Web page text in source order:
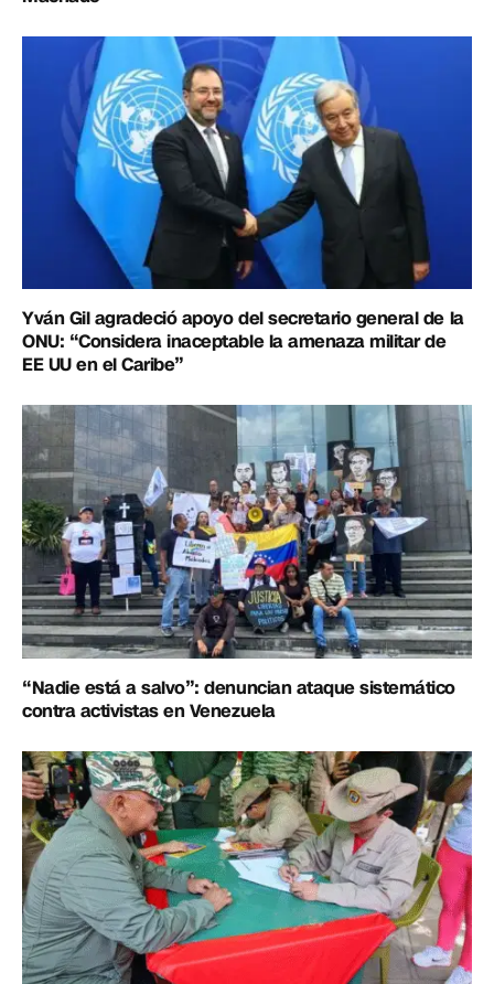
Yván Gil agradeció apoyo del secretario general de la
ONU: “Considera inaceptable la amenaza militar de
EE UU en el Caribe”
“Nadie está a salvo”: denuncian ataque sistemático
contra activistas en Venezuela